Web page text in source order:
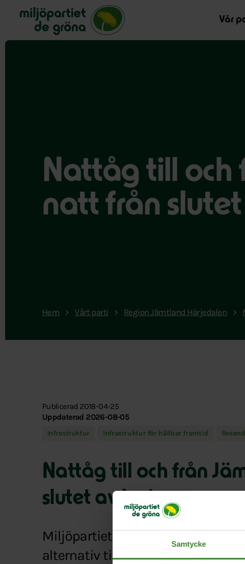
Samtycke
Miljöpartiet de gröna, startsida
Vår
Nattåg till och
natt från
Hem Vårt parti Region Jämtland Härjedalen
Publicerad 2018-04-25
Uppdaterad 2026-08-05
Infrastruktur Infrastruktur för hållbar framtid
Nattåg till och från
slutet av juni
Miljöpartiet kämpar hela tiden
alternativ till de fossila. Det ska